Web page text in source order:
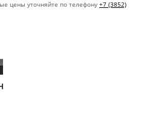
цены уточняйте по телефону +7 (3852)